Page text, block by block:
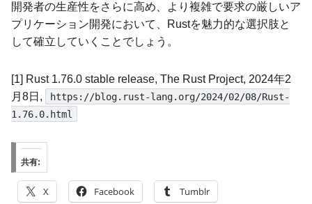
開発者の生産性をさらに高め、より複雑で要求の厳しいア
プリケーション開発において、Rustを魅力的な選択肢と
して確立していくことでしょう。
[1] Rust 1.76.0 stable release, The Rust Project, 2024年2
月8日,
https://blog.rust-lang.org/2024/02/08/Rust-
1.76.0.html
共有:
X Facebook Tumblr